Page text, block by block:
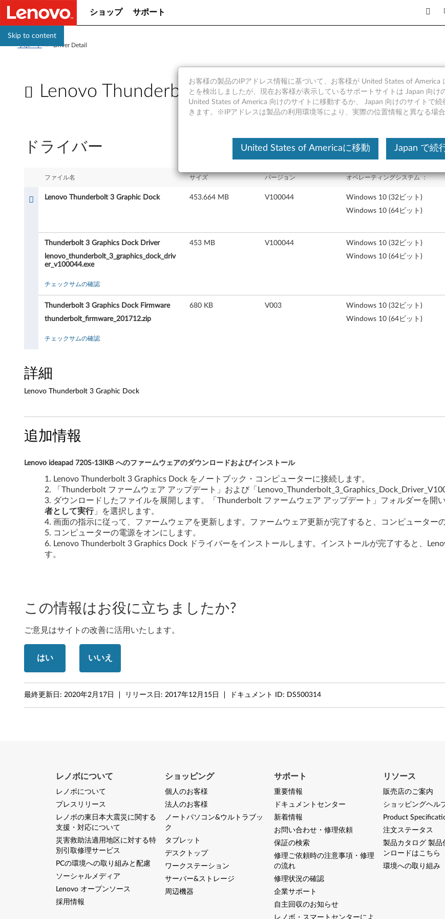
Skip to content
ショップ サポート
サポート >Driver Detail
Lenovo Thunderbolt 3 Graphic Dock
n
v
b
o
l
t
D
o
k
ドライバー
ファイル名 サイズ バージョン オペレーティングシステム ：
Lenovo Thunderbolt 3 Graphic Dock 453.664 MB V100044
Windows 10 (32ビット)
Windows 10 (64ビット)
Thunderbolt 3 Graphics Dock Driver
lenovo_thunderbolt_3_graphics_dock_driv
er_v100044.exe
453 MB V100044
Windows 10 (32ビット)
Windows 10 (64ビット)
チェックサムの確認
Thunderbolt 3 Graphics Dock Firmware
thunderbolt_firmware_201712.zip
680 KB V003
Windows 10 (32ビット)
Windows 10 (64ビット)
チェックサムの確認
詳細
Lenovo Thunderbolt 3 Graphic Dock
追加情報
Lenovo ideapad 720S-13IKB へのファームウェアのダウンロードおよびインストール
Lenovo Thunderbolt 3 Graphics Dock をノートブック・コンピューターに接続します。
「Thunderbolt ファームウェア アップデート」および「
ダウンロードしたファイルを展開します。「Thunderbolt ファームウェア アップデート」フォルダーを開
者として実行」を選択します。
画面の指示に従って、ファームウェアを更新します。ファームウェア更新が完了すると、コンピューター
コンピューターの電源をオンにします。
Lenovo Thunderbolt 3 Graphics Dock ドライバーをインストールします。インストールが完了すると、
す。
この情報はお役に立ちましたか?
ご意見はサイトの改善に活用いたします。
はい いいえ
最終更新日: 2020年2月17日 リリース日: 2017年12月15日 ドキュメント ID: DS500314
お客様の製品のIPアドレス情報に基づいて、お客様が United States of America
とを検出しましたが、現在お客様が表示しているサポートサイトは Japan 向け
United States of America 向けのサイトに移動するか、 Japan 向けのサイトで
きます。※IPアドレスは製品の利用環境等により、実際の位置情報と異なる場合
United States of Americaに移動 Japan で続
レノボについて
レノボについて
プレスリリース
レノボの東日本大震災に関する
支援・対応について
災害救助法適用地区に対する特
別引取修理サービス
PCの環境への取り組みと配慮
ソーシャルメディア
Lenovo オープンソース
採用情報
ショッピング
個人のお客様
法人のお客様
ノートパソコン&ウルトラブッ
ク
タブレット
デスクトップ
ワークステーション
サーバー&ストレージ
周辺機器
サポート
重要情報
ドキュメントセンター
新着情報
お問い合わせ・修理依頼
保証の検索
修理ご依頼時の注意事項・修理
の流れ
修理状況の確認
企業サポート
自主回収のお知らせ
レノボ・スマートセンターによ
リソース
販売店のご案内
ショッピングヘル
Product
注文ステータス
製品カタログ 製品
ンロードはこちら
環境への取り組み